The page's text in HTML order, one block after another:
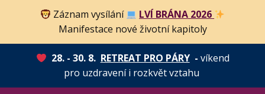
Záznam vysílání
LVÍ BRÁNA 2026
Manifestace nové životní kapitoly
28. - 30. 8. RETREAT PRO PÁRY- víkend
pro uzdravení i rozkvět vztahu